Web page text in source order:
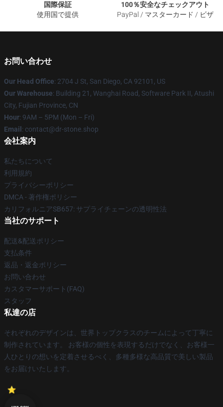
国際保証
使用国で提供
100％安全なチェックアウト
PayPal / マスターカード / ビザ
お問い合わせ
Our Head Office: 2704 J St, San Diego, CA 92101, US
Our Warehouse: Building 21, Wanghai Road, Software Park II, Atushi
City, Fujian Province, CN
Hour: 9AM – 5PM (Mon – Fri)
Email : contact@dr-stone.shop
会社案内
私たちについて
利用規約
プライバシーポリシー
DMCA - 著作権ポリシー
カリフォルニアSB657: サプライチェーンの透明性法
当社のサポート
配送&配送ポリシー
支払条件
返品・返金ポリシー
お問い合わせ
カスタマーサポート(FAQ)
スタッフ
私達の店
それぞれのデザインは、世界トップクラスのチームによって丁寧に
制作されています。 お客様の個性を表現するだけでなく、お客様一
人ひとりの想いを定着させるべく、多種多様な高品質で美しい製品
をお届けいたします。